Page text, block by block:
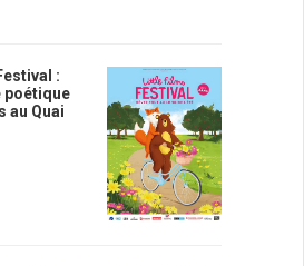
:
poétique
au Quai